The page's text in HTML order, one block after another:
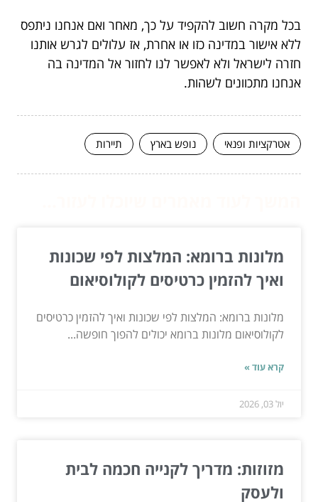
בכל מקרה חשוב להקפיד על כך, מאחר ואם אנחנו ניתפס
ללא אישור במדינה כזו או אחרת, אז עלולים לגרש אותנו
חזרה לישראל ולא לאפשר לנו לחזור אל המדינה בה
אנחנו מתכוונים לשהות.
אטרקציות ופנאי נופש בארץ תיירות
מלונות ברומא: המלצות לפי שכונות
ואיך להזמין כרטיסים לקולוסיאום
מלונות ברומא: המלצות לפי שכונות ואיך להזמין כרטיסים
לקולוסיאום מלונות ברומא יכולים להפוך חופשה...
קרא עוד »
יול 03, 2026
מזוזות: מדריך לקנייה חכמה לבית
ולעסק